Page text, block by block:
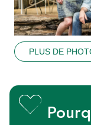
PLUS DE